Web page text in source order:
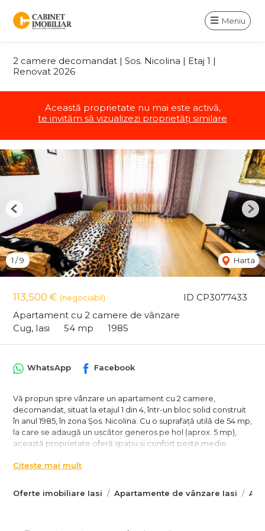
Meniu
2 camere decomandat | Sos. Nicolina | Etaj 1 |
Renovat 2026
Această proprietate nu mai este activă,
te invităm să vizualizezi proprietăți similare
ID CP3077433
113,500 € (negociabil)
Apartament cu 2 camere de vânzare
Cug, Iasi
54 mp 1985
1 /9 Harta
Previous
Oferte imobiliare Iasi Apartamente de vânzare Iasi
WhatsApp Facebook
Vă propun spre vânzare un apartament cu 2 camere,
decomandat, situat la etajul 1 din 4, într-un bloc solid construit
în anul 1985, în zona Șos. Nicolina. Cu o suprafață utilă de 54 mp,
la care se adaugă un uscător generos pe hol (aprox. 5 mp),
această proprietate oferă spațiu și confort peste medie.
Renovat în martie 2026:
- Uși interioare schimbate
Dotări și beneficii:
Citește mai mult